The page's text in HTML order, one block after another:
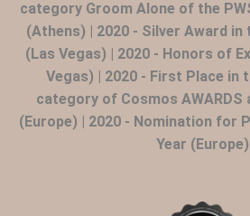
category Groom Alone of the
(Athens) | 2020 - Silver Award in
(Las Vegas) | 2020 - Honors of
Vegas) | 2020 - First Place in
category of Cosmos AWARDS
(Europe) | 2020 - Nomination for
Year (Europe)